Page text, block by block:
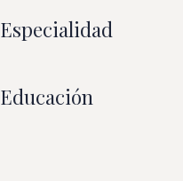
Especialidad
Educación